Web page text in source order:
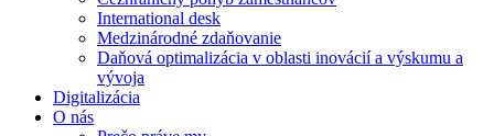
International desk
Medzinárodné zdaňovanie
Daňová optimalizácia v oblasti inovácií a výskumu a
vývoja
Digitalizácia
O nás